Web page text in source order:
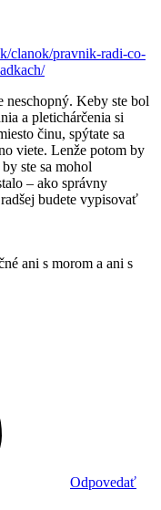
clanok/pravnik-radi-co-
neschopný. Keby ste bol
a pletichárčenia si
činu, spýtate sa
viete. Lenže potom by
ste sa mohol
– ako správny
budete vypisovať
ani s morom a ani s
Odpovedať